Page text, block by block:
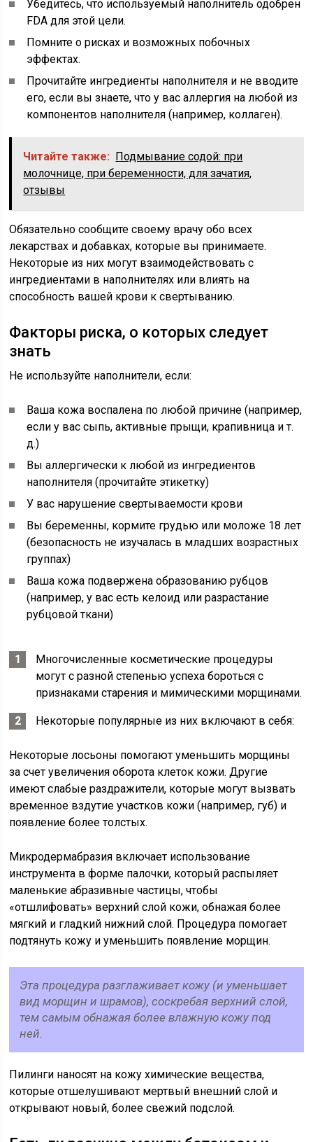
Убедитесь, что используемый наполнитель одобрен
FDA для этой цели.
Помните о рисках и возможных побочных
эффектах.
Прочитайте ингредиенты наполнителя и не вводите
его, если вы знаете, что у вас аллергия на любой из
компонентов наполнителя (например, коллаген).
Читайте также: Подмывание содой: при
молочнице, при беременности, для зачатия,
отзывы
Обязательно сообщите своему врачу обо всех
лекарствах и добавках, которые вы принимаете.
Некоторые из них могут взаимодействовать с
ингредиентами в наполнителях или влиять на
способность вашей крови к свертыванию.
Факторы риска, о которых следует
знать
Не используйте наполнители, если:
Ваша кожа воспалена по любой причине (например,
если у вас сыпь, активные прыщи, крапивница и т.
д.)
Вы аллергически к любой из ингредиентов
наполнителя (прочитайте этикетку)
У вас нарушение свертываемости крови
Вы беременны, кормите грудью или моложе 18 лет
(безопасность не изучалась в младших возрастных
группах)
Ваша кожа подвержена образованию рубцов
(например, у вас есть келоид или разрастание
рубцовой ткани)
Многочисленные косметические процедуры
могут с разной степенью успеха бороться с
признаками старения и мимическими морщинами.
Некоторые популярные из них включают в себя:
Некоторые лосьоны помогают уменьшить морщины
за счет увеличения оборота клеток кожи. Другие
имеют слабые раздражители, которые могут вызвать
временное вздутие участков кожи (например, губ) и
появление более толстых.
Микродермабразия включает использование
инструмента в форме палочки, который распыляет
маленькие абразивные частицы, чтобы
«отшлифовать» верхний слой кожи, обнажая более
мягкий и гладкий нижний слой. Процедура помогает
подтянуть кожу и уменьшить появление морщин.
Эта процедура разглаживает кожу (и уменьшает
вид морщин и шрамов), соскребая верхний слой,
тем самым обнажая более влажную кожу под
ней.
Пилинги наносят на кожу химические вещества,
которые отшелушивают мертвый внешний слой и
открывают новый, более свежий подслой.